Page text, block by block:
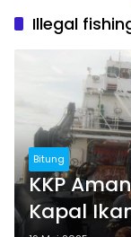
Illegal
Bitung
KKP
Kapal